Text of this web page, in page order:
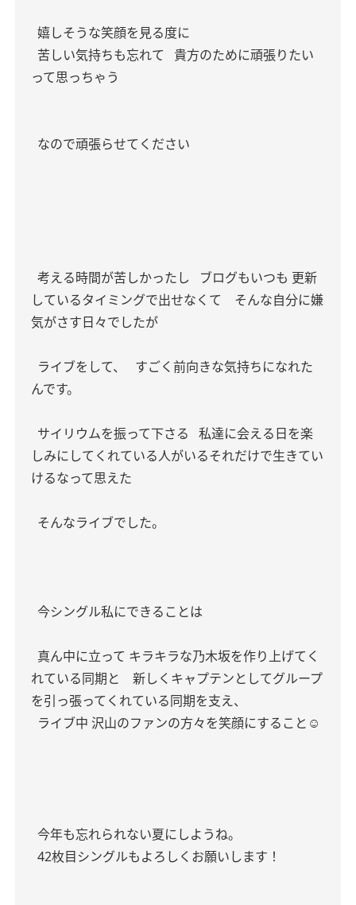
嬉しそうな笑顔を見る度に
苦しい気持ちも忘れて
貴方のために頑張りたい
って思っちゃう
なので頑張らせてください
考える時間が苦しかったし
ブログもいつも 更新
しているタイミングで出せなくて
そんな自分に嫌
気がさす日々でしたが
ライブをして、
すごく前向きな気持ちになれた
んです。
サイリウムを振って下さる
私達に会える日を楽
しみにしてくれている人がいるそれだけで生きてい
けるなって思えた
そんなライブでした。
今シングル私にできることは
真ん中に立って キラキラな乃木坂を作り上げてく
れている同期と
新しくキャプテンとしてグループ
を引っ張ってくれている同期を支え、
ライブ中 沢山のファンの方々を笑顔にすること☺️
今年も忘れられない夏にしようね。
42枚目シングルもよろしくお願いします！